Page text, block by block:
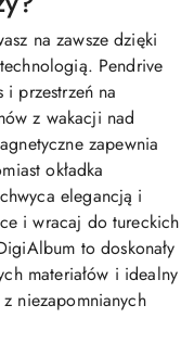
na zawsze dzięki
Pendrive
przestrzeń na
z wakacji nad
zapewnia
okładka
elegancją i
i wracaj do tureckich
to doskonały
materiałów i idealny
niezapomnianych